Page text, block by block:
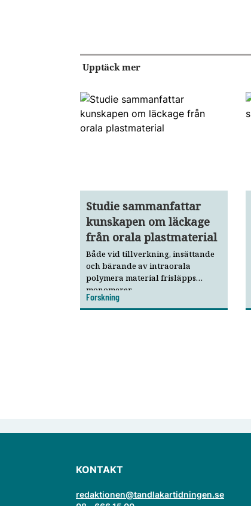
Upptäck mer
Studie sammanfattar
kunskapen om läckage
från orala plastmaterial
Både vid tillverkning, insättande
och bärande av intraorala
polymera material frisläpps
monomerer,
nedbrytningsprodukter samt
nano- och mikropartiklar.
Forskning
KONTAKT
redaktionen@tandlakartidningen.se